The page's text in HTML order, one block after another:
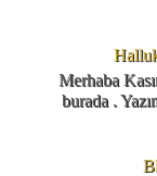
Merhaba
burada .